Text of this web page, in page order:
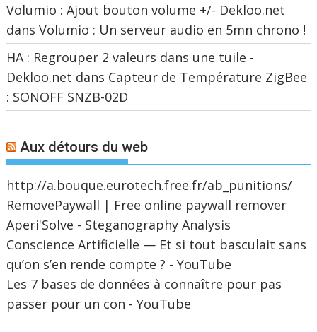
Volumio : Ajout bouton volume +/- Dekloo.net
dansVolumio : Un serveur audio en 5mn chrono !
HA : Regrouper 2 valeurs dans une tuile -
Dekloo.net dans Capteur de Température ZigBee
: SONOFF SNZB-02D
Aux détours du web
http://a.bouque.eurotech.free.fr/ab_punitions/
RemovePaywall | Free online paywall remover
Aperi'Solve - Steganography Analysis
Conscience Artificielle — Et si tout basculait sans
qu’on s’en rende compte ? - YouTube
Les 7 bases de données à connaître pour pas
passer pour un con - YouTube